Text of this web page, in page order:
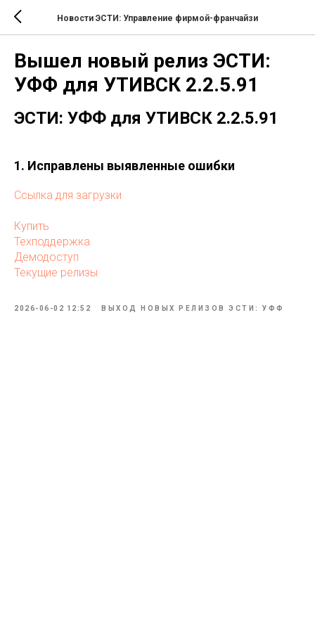
Новости ЭСТИ: Управление фирмой-франчайзи
Вышел новый релиз ЭСТИ:
УФФ для УТИВСК 2.2.5.91
ЭСТИ: УФФ для УТИВСК 2.2.5.91
1. Исправлены выявленные ошибки
Ссылка для загрузки
Купить
Техподдержка
Демодоступ
Текущие релизы
2026-06-02 12:52 ВЫХОД НОВЫХ РЕЛИЗОВ ЭСТИ: УФФ